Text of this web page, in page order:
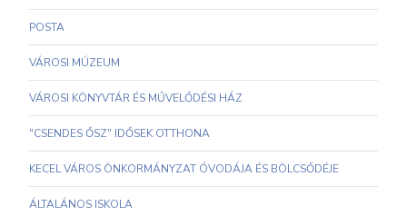
POSTA
VÁROSI MÚZEUM
VÁROSI KÖNYVTÁR ÉS MŰVELŐDÉSI HÁZ
"CSENDES ŐSZ" IDŐSEK OTTHONA
KECEL VÁROS ÖNKORMÁNYZAT ÓVODÁJA ÉS BÖLCSŐDÉJE
ÁLTALÁNOS ISKOLA